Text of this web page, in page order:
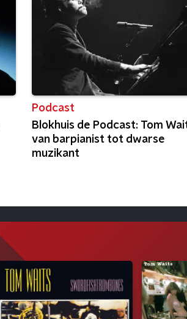
Podcast
Blokhuis de Podcast: Tom
van barpianist tot dwarse
muzikant